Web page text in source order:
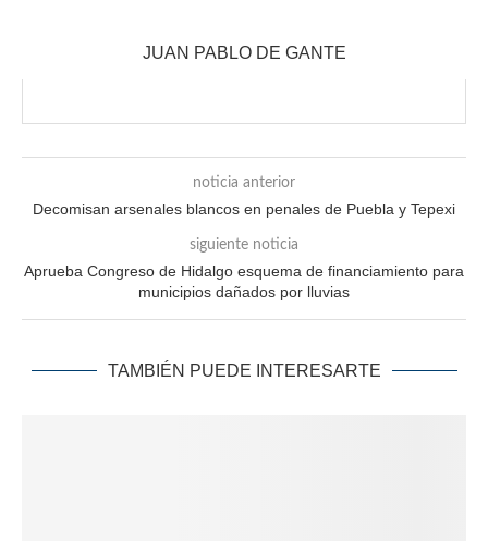
JUAN PABLO DE GANTE
noticia anterior
Decomisan arsenales blancos en penales de Puebla y Tepexi
siguiente noticia
Aprueba Congreso de Hidalgo esquema de financiamiento para
municipios dañados por lluvias
TAMBIÉN PUEDE INTERESARTE